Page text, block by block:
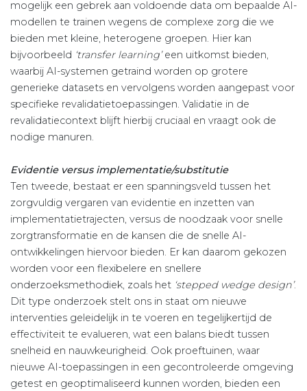
mogelijk een gebrek aan voldoende data om bepaalde AI-
modellen te trainen wegens de complexe zorg die we
bieden met kleine, heterogene groepen. Hier kan
bijvoorbeeld ‘transfer learning’een uitkomst bieden,
waarbij AI-systemen getraind worden op grotere
generieke datasets en vervolgens worden aangepast voor
specifieke revalidatietoepassingen. Validatie in de
revalidatiecontext blijft hierbij cruciaal en vraagt ook de
nodige manuren.
Evidentie versus implementatie/substitutie
Ten tweede, bestaat er een spanningsveld tussen het
zorgvuldig vergaren van evidentie en inzetten van
implementatietrajecten, versus de noodzaak voor snelle
zorgtransformatie en de kansen die de snelle AI-
ontwikkelingen hiervoor bieden. Er kan daarom gekozen
worden voor een flexibelere en snellere
onderzoeksmethodiek, zoals het ‘stepped wedge design’.
Dit type onderzoek stelt ons in staat om nieuwe
interventies geleidelijk in te voeren en tegelijkertijd de
effectiviteit te evalueren, wat een balans biedt tussen
snelheid en nauwkeurigheid. Ook proeftuinen, waar
nieuwe AI-toepassingen in een gecontroleerde omgeving
getest en geoptimaliseerd kunnen worden, bieden een